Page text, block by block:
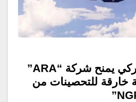
سلاح الجو الأميركي يمنح شركة “ARA”
خارقة للتحصينات من